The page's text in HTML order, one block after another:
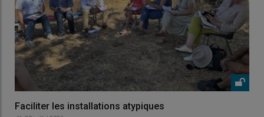
Faciliter les installations atypiques